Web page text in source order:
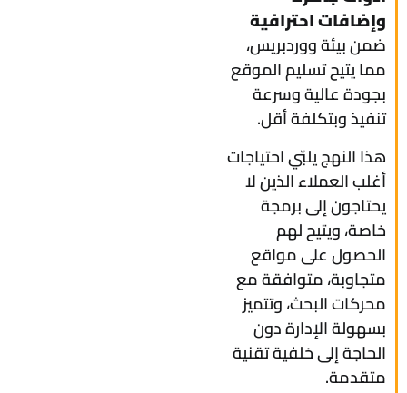
وإضافات احترافية
ضمن بيئة ووردبريس،
مما يتيح تسليم الموقع
بجودة عالية وسرعة
تنفيذ وبتكلفة أقل.
هذا النهج يلبّي احتياجات
أغلب العملاء الذين لا
يحتاجون إلى برمجة
خاصة، ويتيح لهم
الحصول على مواقع
متجاوبة، متوافقة مع
محركات البحث، وتتميز
بسهولة الإدارة دون
الحاجة إلى خلفية تقنية
متقدمة.